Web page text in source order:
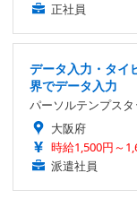
正社員
データ入力・タイ
界でデータ入力
パーソルテンプス
大阪府
時給1,500円～
派遣社員